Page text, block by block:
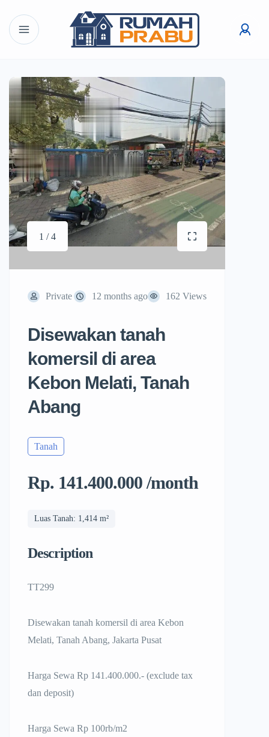
1 / 4
Private 12 months ago 162 Views
Disewakan tanah
komersil di area
Kebon Melati, Tanah
Abang
Tanah
Rp. 141.400.000 /month
Luas Tanah: 1,414 m²
Description
TT299
Disewakan tanah komersil di area Kebon
Melati, Tanah Abang, Jakarta Pusat
Harga Sewa Rp 141.400.000.- (exclude tax
dan deposit)
Harga Sewa Rp 100rb/m2